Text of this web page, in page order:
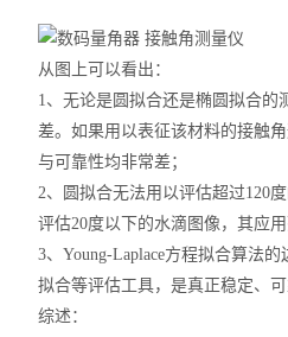
从图上可以看出：
1、无论是圆拟合还是椭圆拟合的
差。如果用以表征该材料的接触
与可靠性均非常差；
2、圆拟合无法用以评估超过120
评估20度以下的水滴图像，其应
3、Young-Laplace方程拟合算法
拟合等评估工具，是真正稳定、可
综述：